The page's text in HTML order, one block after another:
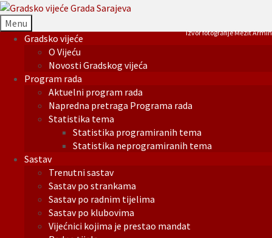
Menu
Gradsko vijeće
O Vijeću
Novosti Gradskog vijeća
Program rada
Aktuelni program rada
Napredna pretraga Programa rada
Statistika tema
Statistika programiranih tema
Statistika neprogramiranih tema
Sastav
Trenutni sastav
Sastav po strankama
Sastav po radnim tijelima
Sastav po klubovima
Vijećnici kojima je prestao mandat
Izvor fotografije Mezit Armin